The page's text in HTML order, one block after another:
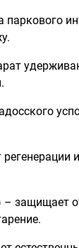
регенерации
защищает